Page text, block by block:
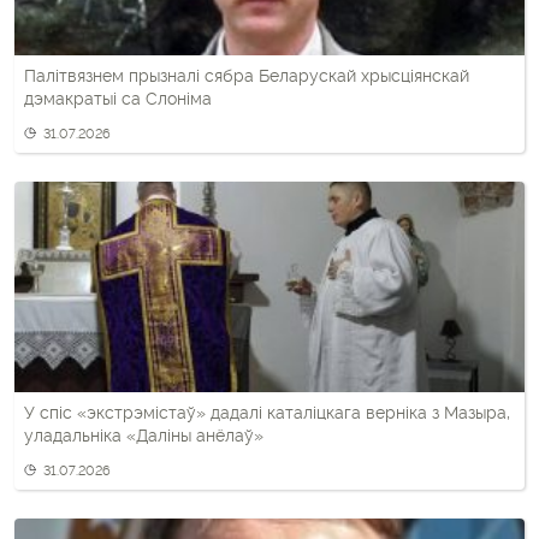
Палітвязнем прызналі сябра Беларускай хрысціянскай
дэмакратыі са Слоніма
31.07.2026
У спіс «экстрэмістаў» дадалі каталіцкага верніка з Мазыра,
уладальніка «Даліны анёлаў»
31.07.2026